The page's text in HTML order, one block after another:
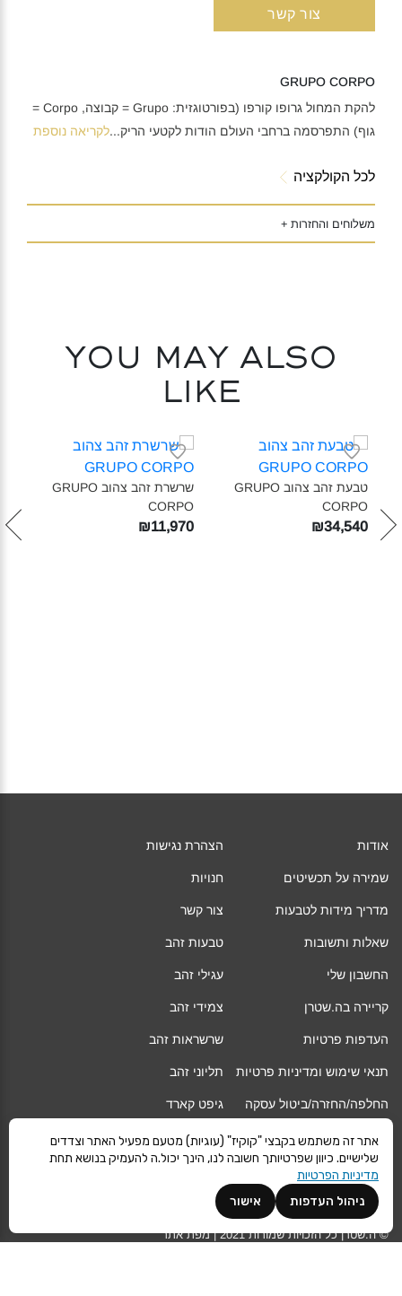
צור קשר
GRUPO CORPO
להקת המחול גרופו קורפו (בפורטוגזית: Grupo = קבוצה, Corpo =
גוף) התפרסמה ברחבי העולם הודות לקטעי הריק...לקריאה נוספת
לכל הקולקציה
משלוחים והחזרות +
You may also
like
טבעת זהב צהוב GRUPO
CORPO‎
₪34,540
שרשרת זהב צהוב GRUPO
CORPO‎
₪11,970
אודות
שמירה על תכשיטים
מדריך מידות לטבעות
שאלות ותשובות
החשבון שלי
קריירה בה.שטרן
העדפות פרטיות
תנאי שימוש ומדיניות פרטיות
החלפה/החזרה/ביטול עסקה
אחריות
הצהרת נגישות
חנויות
צור קשר
טבעות זהב
עגילי זהב
צמידי זהב
שרשראות זהב
תליוני זהב
גיפט קארד
מגזין
Vogue
קרא עוד
©ה.שטרןכל הזכויות שמורות 2021 | מפת אתר
אתר זה משתמש בקבצי "קוקיז" (עוגיות) מטעם מפעיל האתר וצדדים
שלישיים. כיוון שפרטיותך חשובה לנו, הינך יכול.ה להעמיק בנושא תחת
מדיניות הפרטיות
אישור
ניהול העדפות